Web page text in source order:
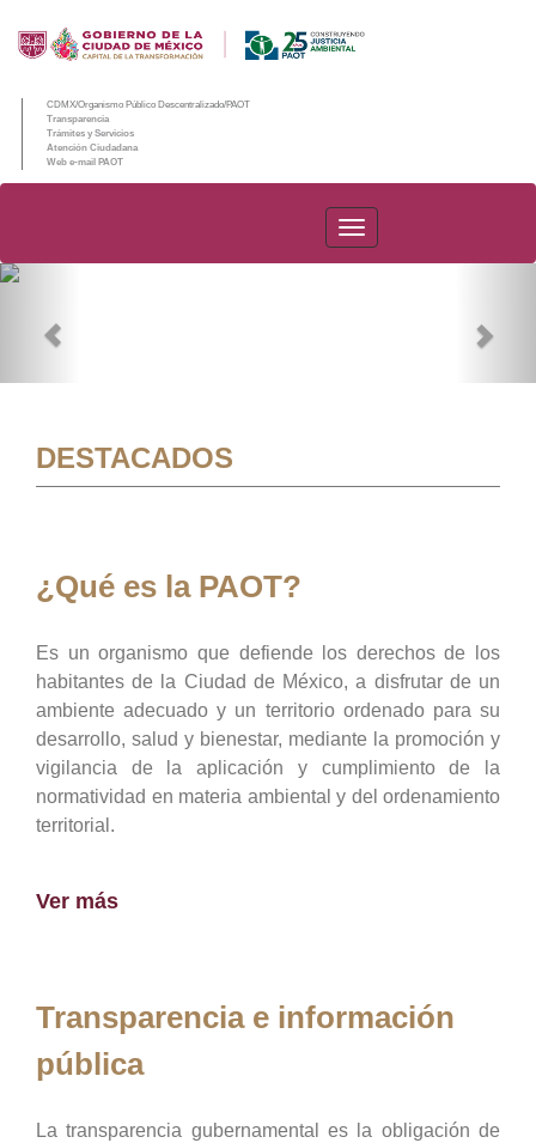
CDMX/Organismo Público Descentralizado/PAOT
Transparencia
Trámites y Servicios
Atención Ciudadana
Web e-mail PAOT
PAOT
DESTACADOS
¿Qué es la PAOT?
Es un organismo que defiende los derechos de los
habitantes de la Ciudad de México, a disfrutar de un
ambiente adecuado y un territorio ordenado para su
desarrollo, salud y bienestar, mediante la promoción y
vigilancia de la aplicación y cumplimiento de la
normatividad en materia ambiental y del ordenamiento
territorial.
Ver más
Transparencia e información
pública
La transparencia gubernamental es la obligación de